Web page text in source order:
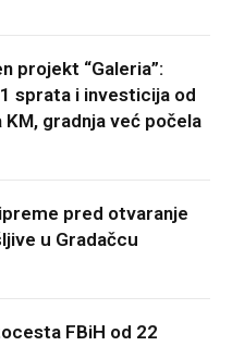
projekt “Galeria”:
sprata i investicija od
KM, gradnja već počela
pred otvaranje
u Gradačcu
FBiH od 22